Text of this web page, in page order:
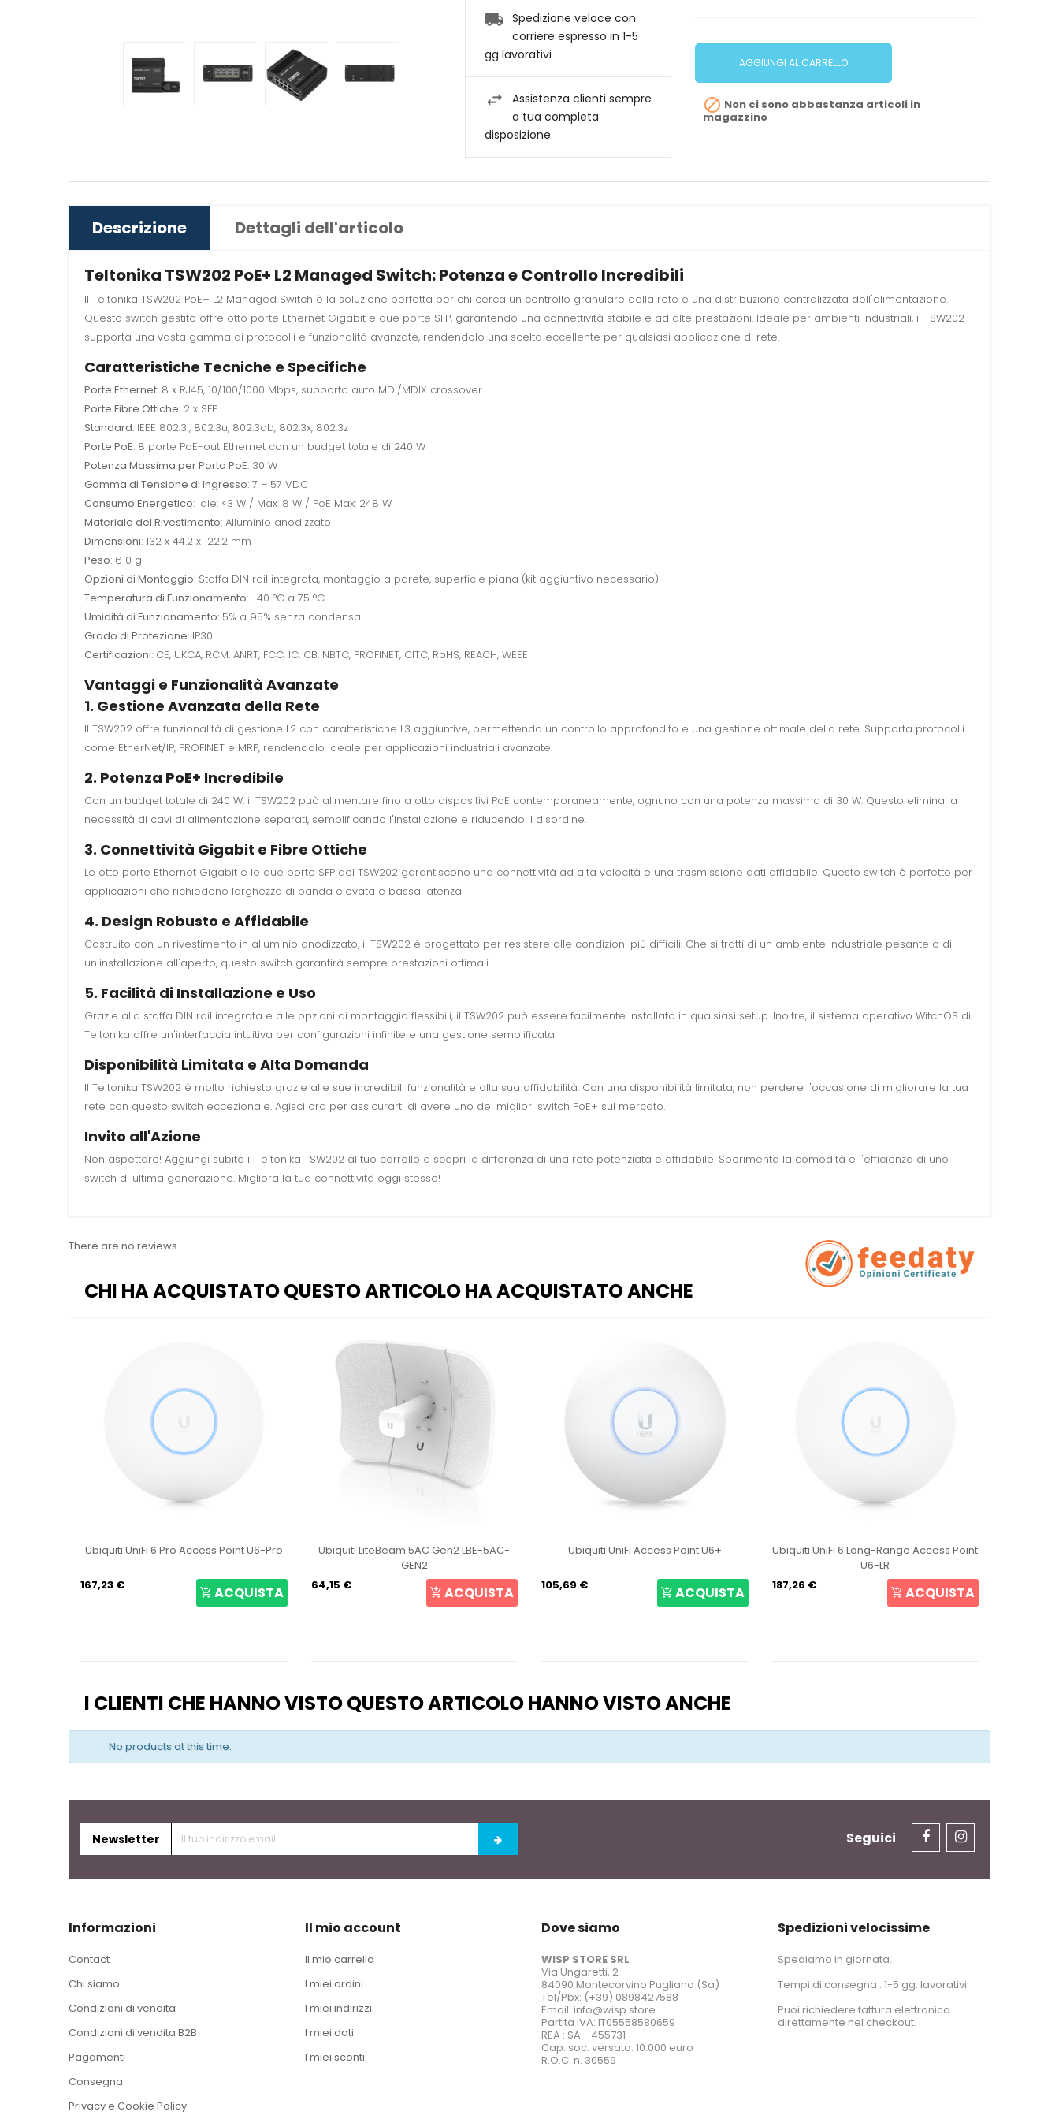
AGGIUNGI AL CARRELLO
 Non ci sono abbastanza articoli in
magazzino
Spedizione veloce con
corriere espresso in 1-5
gg lavorativi
Assistenza clienti sempre
a tua completa
disposizione
Descrizione Dettagli dell'articolo
Teltonika TSW202 PoE+ L2 Managed Switch: Potenza e Controllo Incredibili
Il Teltonika TSW202 PoE+ L2 Managed Switch è la soluzione perfetta per chi cerca un controllo granulare della rete e una distribuzione centralizzata dell'alimentazione.
Questo switch gestito offre otto porte Ethernet Gigabit e due porte SFP, garantendo una connettività stabile e ad alte prestazioni. Ideale per ambienti industriali, il TSW202
supporta una vasta gamma di protocolli e funzionalità avanzate, rendendolo una scelta eccellente per qualsiasi applicazione di rete.
Caratteristiche Tecniche e Specifiche
Porte Ethernet: 8 x RJ45, 10/100/1000 Mbps, supporto auto MDI/MDIX crossover
Porte Fibre Ottiche: 2 x SFP
Standard: IEEE 802.3i, 802.3u, 802.3ab, 802.3x, 802.3z
Porte PoE: 8 porte PoE-out Ethernet con un budget totale di 240 W
Potenza Massima per Porta PoE: 30 W
Gamma di Tensione di Ingresso: 7 – 57 VDC
Consumo Energetico: Idle: <3 W / Max: 8 W / PoE Max: 248 W
Materiale del Rivestimento: Alluminio anodizzato
Dimensioni: 132 x 44.2 x 122.2 mm
Peso: 610 g
Opzioni di Montaggio: Staffa DIN rail integrata, montaggio a parete, superficie piana (kit aggiuntivo necessario)
Temperatura di Funzionamento: -40 °C a 75 °C
Umidità di Funzionamento: 5% a 95% senza condensa
Grado di Protezione: IP30
Certificazioni: CE, UKCA, RCM, ANRT, FCC, IC, CB, NBTC, PROFINET, CITC, RoHS, REACH, WEEE
Vantaggi e Funzionalità Avanzate
1. Gestione Avanzata della Rete
Il TSW202 offre funzionalità di gestione L2 con caratteristiche L3 aggiuntive, permettendo un controllo approfondito e una gestione ottimale della rete. Supporta protocolli
come EtherNet/IP, PROFINET e MRP, rendendolo ideale per applicazioni industriali avanzate.
2. Potenza PoE+ Incredibile
Con un budget totale di 240 W, il TSW202 può alimentare fino a otto dispositivi PoE contemporaneamente, ognuno con una potenza massima di 30 W. Questo elimina la
necessità di cavi di alimentazione separati, semplificando l'installazione e riducendo il disordine.
3. Connettività Gigabit e Fibre Ottiche
Le otto porte Ethernet Gigabit e le due porte SFP del TSW202 garantiscono una connettività ad alta velocità e una trasmissione dati affidabile. Questo switch è perfetto per
applicazioni che richiedono larghezza di banda elevata e bassa latenza.
4. Design Robusto e Affidabile
Costruito con un rivestimento in alluminio anodizzato, il TSW202 è progettato per resistere alle condizioni più difficili. Che si tratti di un ambiente industriale pesante o di
un'installazione all'aperto, questo switch garantirà sempre prestazioni ottimali.
5. Facilità di Installazione e Uso
Grazie alla staffa DIN rail integrata e alle opzioni di montaggio flessibili, il TSW202 può essere facilmente installato in qualsiasi setup. Inoltre, il sistema operativo WitchOS di
Teltonika offre un'interfaccia intuitiva per configurazioni infinite e una gestione semplificata.
Disponibilità Limitata e Alta Domanda
Il Teltonika TSW202 è molto richiesto grazie alle sue incredibili funzionalità e alla sua affidabilità. Con una disponibilità limitata, non perdere l'occasione di migliorare la tua
rete con questo switch eccezionale. Agisci ora per assicurarti di avere uno dei migliori switch PoE+ sul mercato.
Invito all'Azione
Non aspettare! Aggiungi subito il Teltonika TSW202 al tuo carrello e scopri la differenza di una rete potenziata e affidabile. Sperimenta la comodità e l'efficienza di uno
switch di ultima generazione. Migliora la tua connettività oggi stesso!
There are no reviews
CHI HA ACQUISTATO QUESTO ARTICOLO HA ACQUISTATO ANCHE
Ubiquiti UniFi 6 Pro Access Point U6-Pro
167,23 € ACQUISTA
Ubiquiti LiteBeam 5AC Gen2 LBE-5AC-
GEN2
64,15 €
ACQUISTA
Ubiquiti UniFi Access Point U6+
105,69 € ACQUISTA
Ubiquiti UniFi 6 Long-Range Access Point
U6-LR
187,26 €
ACQUISTA
I CLIENTI CHE HANNO VISTO QUESTO ARTICOLO HANNO VISTO ANCHE
No products at this time.
Newsletter Seguici
Informazioni
Contact
Chi siamo
Condizioni di vendita
Condizioni di vendita B2B
Pagamenti
Consegna
Privacy e Cookie Policy
Il mio account
Il mio carrello
I miei ordini
I miei indirizzi
I miei dati
I miei sconti
Dove siamo
WISP STORE SRL
Via Ungaretti, 2
84090 Montecorvino Pugliano (Sa)
Tel/Pbx: (+39) 0898427588
Email: info@wisp.store
Partita IVA: IT05558580659
REA : SA - 455731
Cap. soc. versato: 10.000 euro
R.O.C. n. 30559
Spedizioni velocissime
Spediamo in giornata.
Tempi di consegna : 1-5 gg. lavorativi.
Puoi richiedere fattura elettronica
direttamente nel checkout.